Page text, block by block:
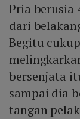
Pria berusia
dari
Begitu
bersenjata
sampai dia
tangan